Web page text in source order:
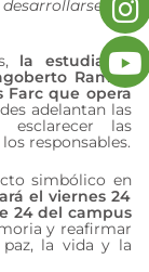
sin
la estudiante
Ramos,
Farc que opera
adelantan las
esclarecer las
responsables.
simbólico en
el viernes 24
24 del campus
y reafirmar
la vida y la